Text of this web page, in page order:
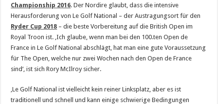
Championship 2016. Der Nordire glaubt, dass die intensive
Herausforderung von Le Golf National – der Austragungsort für den
Ryder Cup 2018 – die beste Vorbereitung auf die British Open im
Royal Troon ist. ‚Ich glaube, wenn man bei den 100.ten Open de
France in Le Golf National abschlägt, hat man eine gute Voraussetzung
für The Open, welche nur zwei Wochen nach den Open de France
sind‘, ist sich Rory McIlroy sicher.
‚Le Golf National ist vielleicht kein reiner Linksplatz, aber es ist
traditionell und schnell und kann einige schwierige Bedingungen